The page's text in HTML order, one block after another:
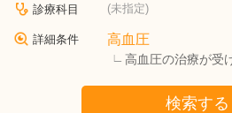
診療科目 (未指定)
詳細条件 高血圧
高血圧の治療が受
検索する